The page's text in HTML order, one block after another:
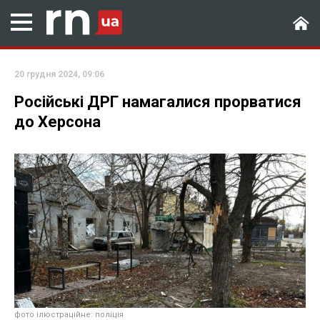
20 грудня 2024, 09:06
Російські ДРГ намагалися прорватися
до Херсона
фото ілюстраційне: поліція